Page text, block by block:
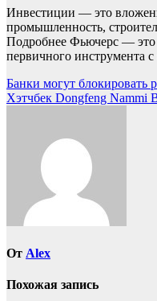
Инвестиции — это
промышленность,
Подробнее Фьючерс — это
первичного инструмента
Навигация
по
Банки могут блокировать
Хэтчбек Dongfeng Nammi
От Alex
Похожая запись